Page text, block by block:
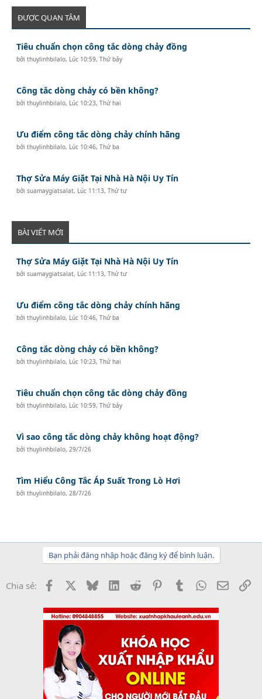
ĐƯỢC QUAN TÂM
Tiêu chuẩn chọn công tắc dòng chảy đồng
bởithuylinhbilalo, Lúc 10:59, Thứ bảy
Công tắc dòng chảy có bền không?
bởithuylinhbilalo, Lúc 10:23, Thứ hai
Ưu điểm công tắc dòng chảy chính hãng
bởithuylinhbilalo, Lúc 10:46, Thứ ba
Thợ Sửa Máy Giặt Tại Nhà Hà Nội Uy Tín
bởisuamaygiatsalat, Lúc 11:13, Thứ tư
BÀI VIẾT MỚI
Thợ Sửa Máy Giặt Tại Nhà Hà Nội Uy Tín
bởisuamaygiatsalat, Lúc 11:13, Thứ tư
Ưu điểm công tắc dòng chảy chính hãng
bởithuylinhbilalo, Lúc 10:46, Thứ ba
Công tắc dòng chảy có bền không?
bởithuylinhbilalo, Lúc 10:23, Thứ hai
Tiêu chuẩn chọn công tắc dòng chảy đồng
bởithuylinhbilalo, Lúc 10:59, Thứ bảy
Vì sao công tắc dòng chảy không hoạt động?
bởithuylinhbilalo,29/7/26
Tìm Hiểu Công Tắc Áp Suất Trong Lò Hơi
bởithuylinhbilalo,28/7/26
Bạn phải đăng nhập hoặc đăng ký để bình luận.
Chia sẻ: Facebook BlueskyLinkedInReddit PinterestTumblrWhatsApp
Email